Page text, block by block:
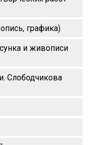
графика)
и живописи
Слободчикова